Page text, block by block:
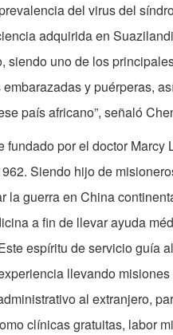
del virus del
adquirida en
siendo uno de los
y puérperas,
país africano”, señaló
fundado por el doctor Marcy
Siendo hijo de
la guerra en China
a fin de llevar ayuda
espíritu de servicio guía
llevando
al extranjero,
clínicas gratuitas, labor